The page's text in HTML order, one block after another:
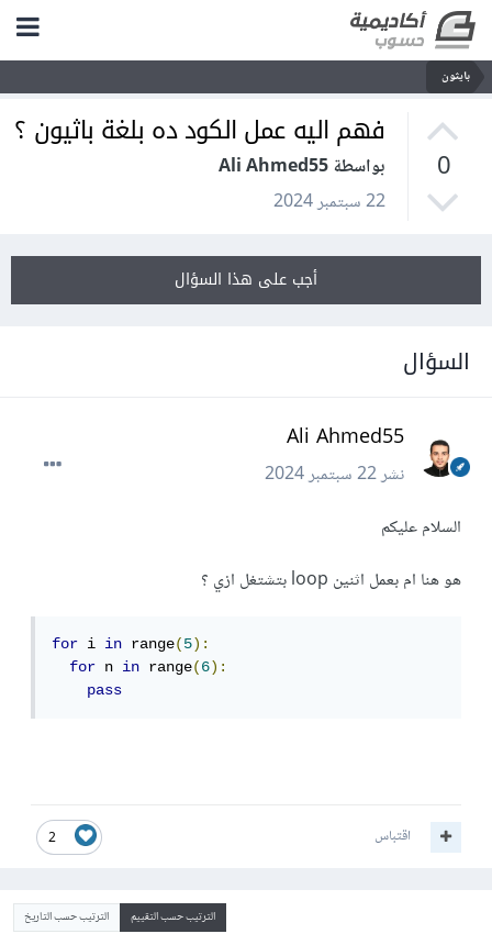
بايثون
0
فهم اليه عمل الكود ده بلغة باثيون ؟
بواسطة Ali Ahmed55
22 سبتمبر 2024
أجب على هذا السؤال
السؤال
Ali Ahmed55
نشر22 سبتمبر 2024
السلام عليكم
هو هنا ام بعمل اثنين loop بتشتغل ازي ؟
for i in range(5):
for n in range(6):
pass
2 اقتباس
الترتيب حسب التقييم الترتيب حسب التاريخ